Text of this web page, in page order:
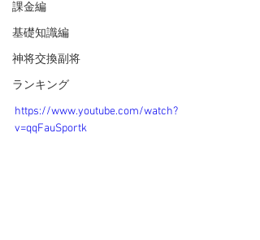
課金編
基礎知識編
神将交換副将
ランキング
https://www.youtube.com/watch?
v=qqFauSportk